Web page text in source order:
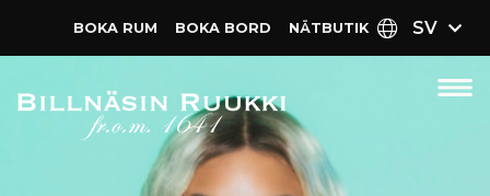
BOKA RUM BOKA BORD NÄT­BUTIK SV